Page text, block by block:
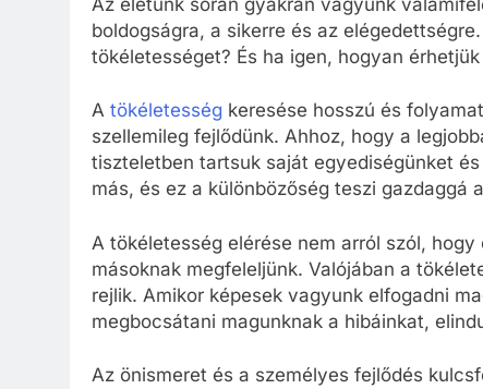
boldogságra, a sikerre és az
tökéletességet? És ha igen, hogyan érhetjük
A tökéletesség keresése hosszú és
szellemileg fejlődünk. Ahhoz, hogy a
tiszteletben tartsuk saját egyediségünket és
más, és ez a különbözőség teszi gazdaggá
A tökéletesség elérése nem arról szól,
másoknak megfeleljünk. Valójában a
rejlik. Amikor képesek vagyunk elfogadni
megbocsátani magunknak a hibáinkat,
Az önismeret és a személyes fejlődés